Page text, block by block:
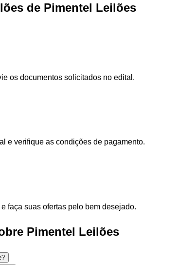
de Pimentel Leilões
os documentos solicitados no edital.
e verifique as condições de pagamento.
faça suas ofertas pelo bem desejado.
Pimentel Leilões